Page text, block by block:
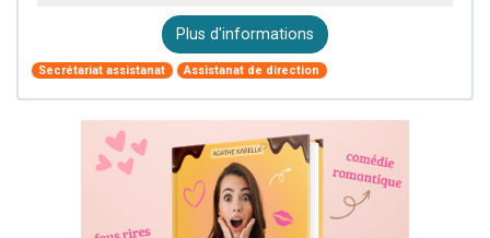
Plus d'informations
Secrétariat assistanat Assistanat de direction